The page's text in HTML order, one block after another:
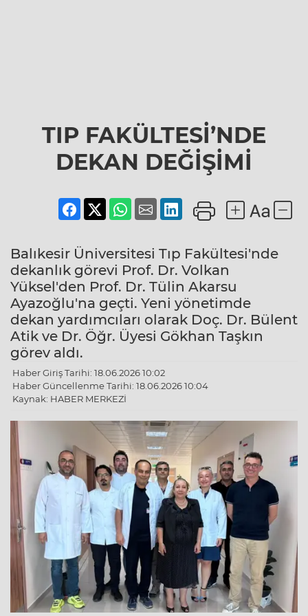
TIP FAKÜLTESİ’NDE
DEKAN DEĞİŞİMİ
Balıkesir Üniversitesi Tıp Fakültesi'nde
dekanlık görevi Prof. Dr. Volkan
Yüksel'den Prof. Dr. Tülin Akarsu
Ayazoğlu'na geçti. Yeni yönetimde
dekan yardımcıları olarak Doç. Dr. Bülent
Atik ve Dr. Öğr. Üyesi Gökhan Taşkın
görev aldı.
Haber Giriş Tarihi: 18.06.2026 10:02
Haber Güncellenme Tarihi: 18.06.2026 10:04
Kaynak: HABER MERKEZİ